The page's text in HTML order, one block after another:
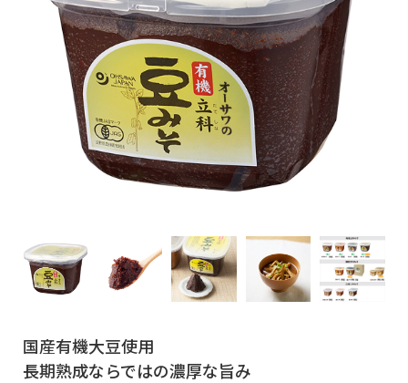
国産有機大豆使用
長期熟成ならではの濃厚な旨み